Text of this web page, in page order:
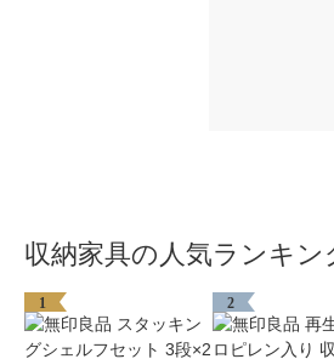
収納家具の人気ランキン
1 2